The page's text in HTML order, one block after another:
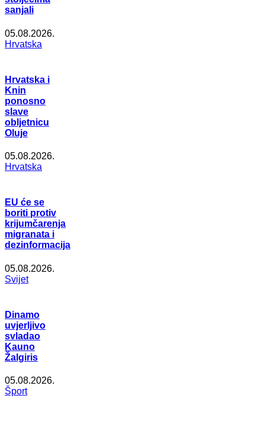
sanjali
05.08.2026.
Hrvatska
Hrvatska i
Knin
ponosno
slave
obljetnicu
Oluje
05.08.2026.
Hrvatska
EU će se
boriti protiv
krijumčarenja
migranata i
dezinformacija
05.08.2026.
Svijet
Dinamo
uvjerljivo
svladao
Kauno
Žalgiris
05.08.2026.
Šport